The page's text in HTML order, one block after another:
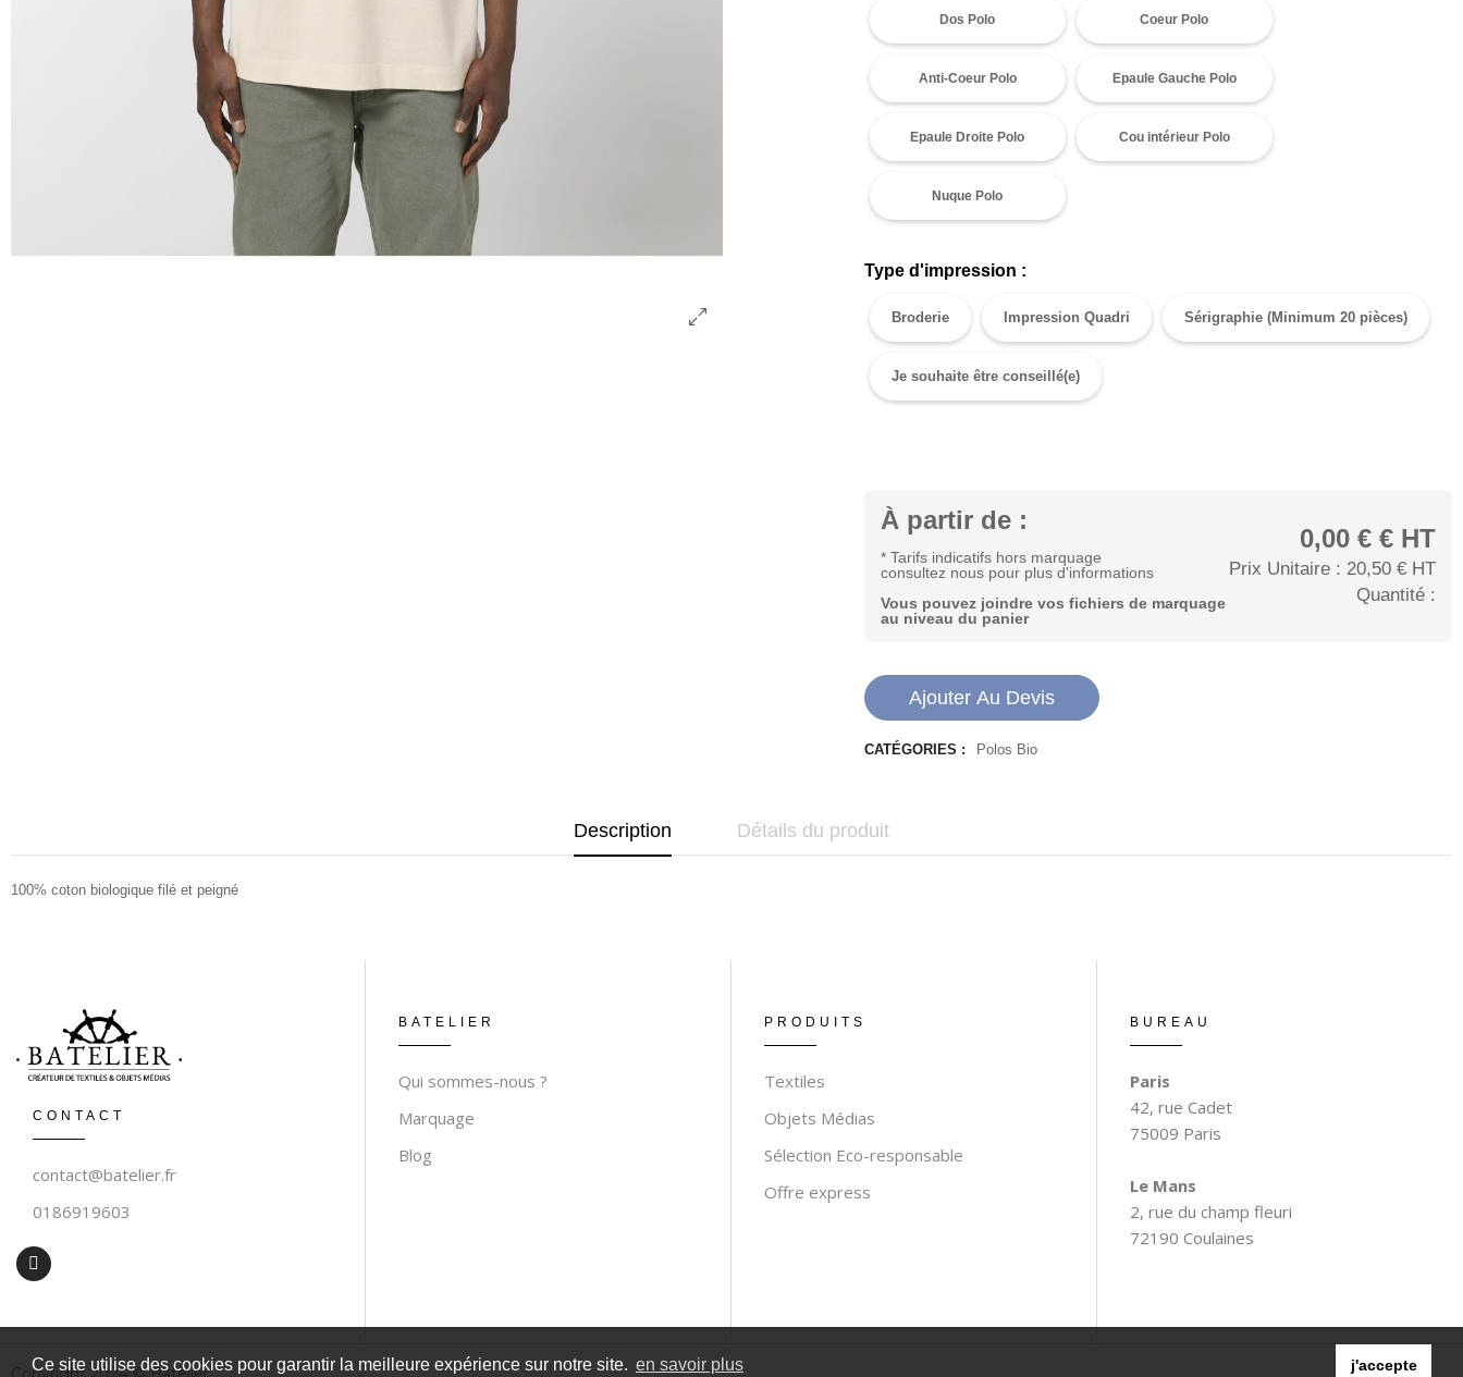
Ce site utilise des cookies pour garantir la meilleure expérience sur notre site. en savoir plus j'accepte
Dos Polo Coeur Polo
Anti-Coeur Polo Epaule Gauche Polo
Epaule Droite Polo Cou intérieur Polo
Nuque Polo
Type d'impression :
Broderie Impression Quadri Sérigraphie (Minimum 20 pièces)
Je souhaite être conseillé(e)
À partir de :
* Tarifs indicatifs hors marquage
consultez nous pour plus d'informations
Vous pouvez joindre vos fichiers de marquage
au niveau du panier
0,00 €€ HT
Prix Unitaire : 20,50 €HT
Quantité :
Ajouter Au Devis
CATÉGORIES : Polos Bio
Description Détails du produit
100% coton biologique filé et peigné
CONTACT
contact@batelier.fr
0186919603
BATELIER
Qui sommes-nous ?
Marquage
Blog
PRODUITS
Textiles
Objets Médias
Sélection Eco-responsable
Offre express
BUREAU
Paris
42, rue Cadet
75009 Paris
Le Mans
2, rue du champ fleuri
72190 Coulaines